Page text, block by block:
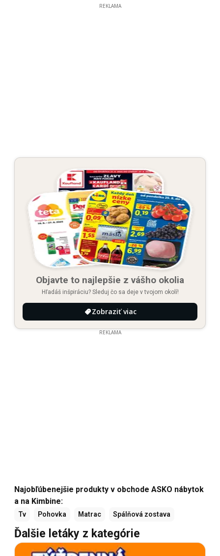
REKLAMA
Objavte to najlepšie z vášho okolia
Hľadáš inšpiráciu? Sleduj čo sa deje v tvojom okolí!
Zobraziť viac
REKLAMA
Najobľúbenejšie produkty v obchode ASKO nábytok
a na Kimbine:
Tv Pohovka Matrac Spálňová zostava
Ďalšie letáky z kategórie